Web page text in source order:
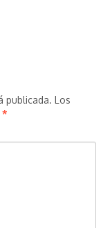
publicada. Los
*